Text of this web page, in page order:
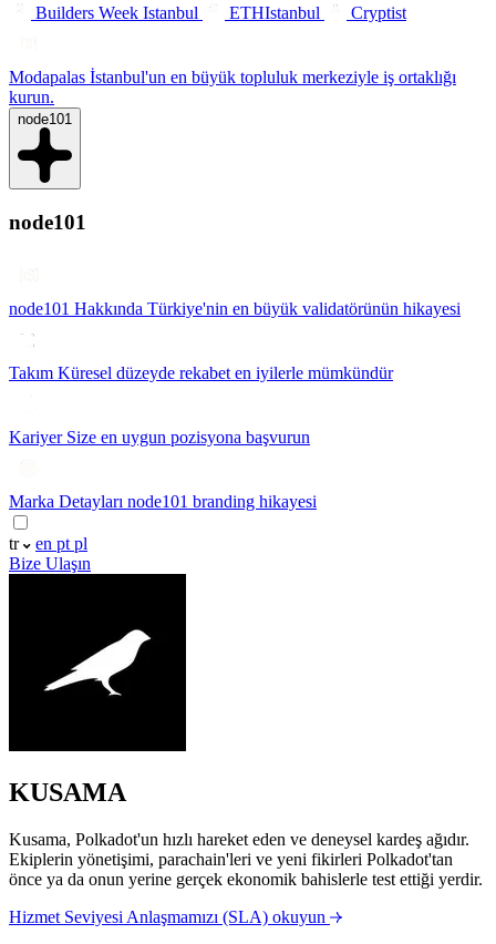
Builders Week Istanbul
ETHIstanbul Cryptist
Modapalas İstanbul'un en büyük topluluk merkeziyle iş ortaklığı
kurun.
node101
node101
node101 Hakkında Türkiye'nin en büyük validatörünün hikayesi
Takım Küresel düzeyde rekabet en iyilerle mümkündür
Kariyer Size en uygun pozisyona başvurun
Marka Detayları node101 branding hikayesi
tr en pt pl
Bize Ulaşın
KUSAMA
Kusama, Polkadot'un hızlı hareket eden ve deneysel kardeş ağıdır.
Ekiplerin yönetişimi, parachain'leri ve yeni fikirleri Polkadot'tan
önce ya da onun yerine gerçek ekonomik bahislerle test ettiği yerdir.
Hizmet Seviyesi Anlaşmamızı (SLA) okuyun